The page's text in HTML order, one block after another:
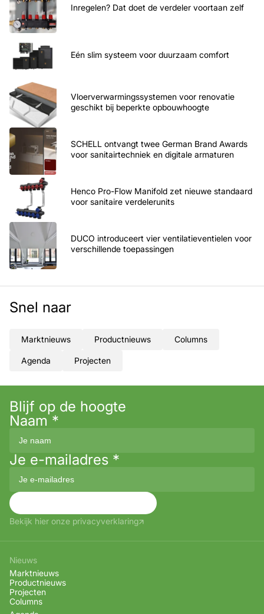
Inregelen? Dat doet de verdeler voortaan zelf
Eén slim systeem voor duurzaam comfort
Vloerverwarmingssystemen voor renovatie
geschikt bij beperkte opbouwhoogte
SCHELL ontvangt twee German Brand Awards
voor sanitairtechniek en digitale armaturen
Henco Pro-Flow Manifold zet nieuwe standaard
voor sanitaire verdelerunits
DUCO introduceert vier ventilatieventielen voor
verschillende toepassingen
Snel naar
Marktnieuws Productnieuws Columns
Agenda Projecten
Blijf op de hoogte
Naam *
Je e-mailadres *
Bekijk hier onze privacyverklaring
Nieuws
Marktnieuws
Productnieuws
Projecten
Columns